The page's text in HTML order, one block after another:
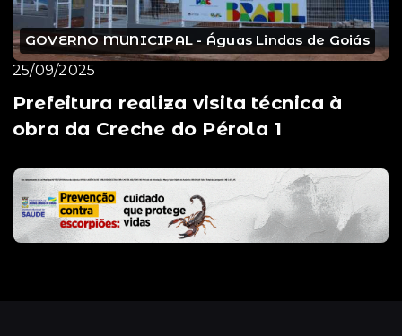
GOVERNO MUNICIPAL - Águas Lindas de Goiás
25/09/2025
Prefeitura realiza visita técnica à
obra da Creche do Pérola 1